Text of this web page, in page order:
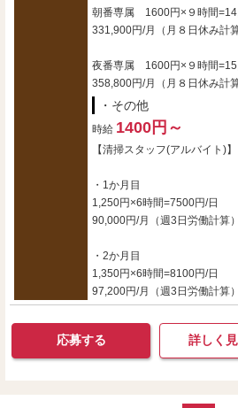
朝番専属 1600円×９時間
331,900円/月（月８日休み計
夜番専属 1600円×９時間
358,800円/月（月８日休み計算
・その他
時給 1400円～
【清掃スタッフ(アルバイト)】
・1か月目
1,250円×6時間=7500円/日
90,000円/月（週3日労働計算）
・2か月目
1,350円×6時間=8100円/日
97,200円/月（週3日労働計算）
応募する 詳しく